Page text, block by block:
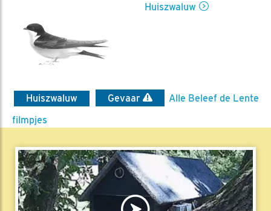
Huiszwaluw
Huiszwaluw Gevaar
Alle Beleef de Lente
filmpjes